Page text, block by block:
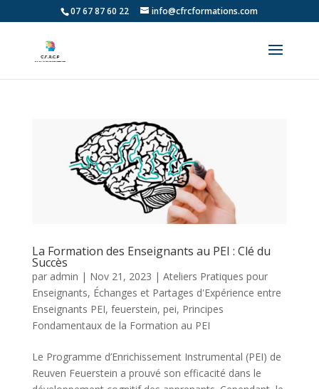
07 67 87 60 22 info@cfrcformations.com
La Formation des Enseignants au PEI : Clé du
Succès
par admin | Nov 21, 2023 | Ateliers Pratiques pour
Enseignants, Échanges et Partages d'Expérience entre
Enseignants PEI, feuerstein, pei, Principes
Fondamentaux de la Formation au PEI
Le Programme d’Enrichissement Instrumental (PEI) de
Reuven Feuerstein a prouvé son efficacité dans le